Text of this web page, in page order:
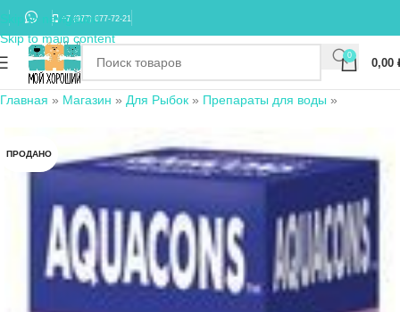
Skip to navigation
Skip to main content
+7 (977) 677-72-21
0
0,00
Главная » Магазин » Для Рыбок » Препараты для воды »
ПРОДАНО